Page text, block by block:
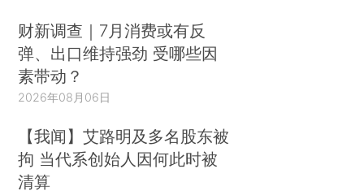
财新调查｜7月消费或有反
弹、出口维持强劲 受哪些因
素带动？
2026年08月06日
【我闻】艾路明及多名股东被
拘 当代系创始人因何此时被
清算